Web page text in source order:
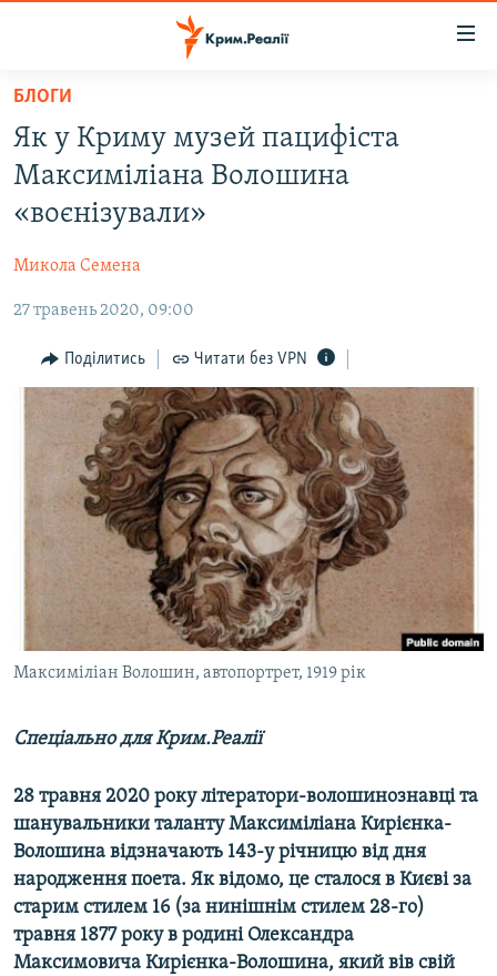
Перейти
основного
матеріалу
до
основної
Перейти
пошуку
ВОДА.КРИМ
ВІДЕО ТА ФОТО
БЛОГИ
ПОГЛЯД
ІНТЕРВ'Ю
ВСЕ ЗА ДЕНЬ
СПЕЦПРОЕКТИ
ДЕПОРТАЦІЯ
ВІДЕОУРОКИ «ELIFBE»
СВІДЧЕННЯ ОКУПАЦІЇ
УКРАЇНСЬКА ПРОБЛЕМА КРИМУ
ІНФОГРАФІКА
ЯК ОБІЙТИ БЛОКУВАННЯ
Русский
Qırımtatar
ДОЛУЧАЙСЯ!
Усі сайти RFE/RL
БЛОГИ
Як у Криму музей пацифіста
Максиміліана Волошина
«воєнізували»
Микола Семена
27 травень 2020, 09:00
Поділитись Читати без VPN
Максиміліан Волошин, автопортрет, 1919 рік
Спеціально для Крим.Реалії
28 травня 2020 року літератори-волошинознавці та
шанувальники таланту Максиміліана Кирієнка-
Волошина відзначають 143-у річницю від дня
народження поета. Як відомо, це сталося в Києві за
старим стилем 16 (за нинішнім стилем 28-го)
травня 1877 року в родині Олександра
Максимовича Кирієнка-Волошина, який вів свій